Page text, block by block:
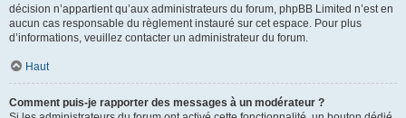
décision n’appartient qu’aux administrateurs du forum, phpBB Limited n’est en
aucun cas responsable du règlement instauré sur cet espace. Pour plus
d’informations, veuillez contacter un administrateur du forum.
Haut
Comment puis-je rapporter des messages à un modérateur ?